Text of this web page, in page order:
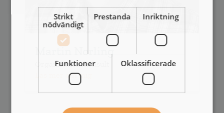
Martin Norling
Organisationskonsult
Läs mer om mig
Strikt
nödvändigt
Prestanda Inriktning
Funktioner Oklassificerade